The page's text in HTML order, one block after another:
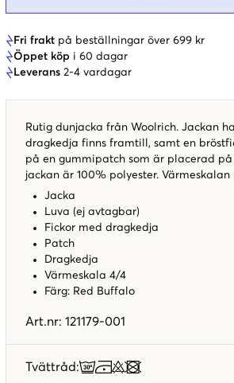
Fri frakt på beställningar över 699 kr
Öppet köp i 60 dagar
Leverans 2-4 vardagar
Rutig dunjacka från Woolrich. Jackan
dragkedja finns framtill, samt en
på en gummipatch som är placerad
jackan är 100% polyester.
Jacka
Luva (ej avtagbar)
Fickor med dragkedja
Patch
Dragkedja
Värmeskala 4/4
Färg: Red Buffalo
Art.nr: 121179-001
Tvättråd: